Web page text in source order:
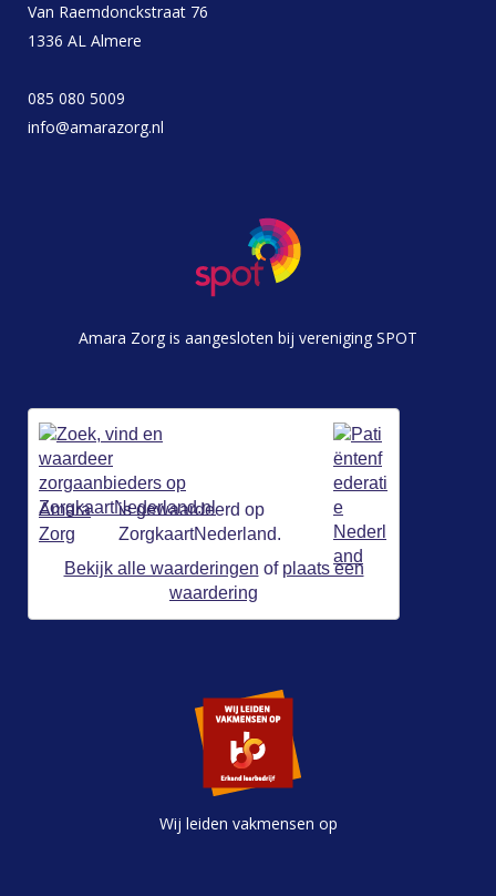
Van Raemdonckstraat 76
1336 AL Almere
085 080 5009
info@amarazorg.nl
Amara Zorg is aangesloten bij vereniging SPOT
Amara
Zorg
is gewaardeerd op
ZorgkaartNederland.
Bekijk alle waarderingen of plaats een
waardering
Wij leiden vakmensen op